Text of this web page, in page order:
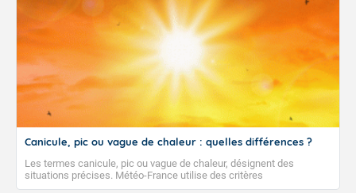
Canicule, pic ou vague de chaleur : quelles différences ?
Les termes canicule, pic ou vague de chaleur, désignent des
situations précises. Météo-France utilise des critères
climatologiques pour évaluer et qualifier les épisodes de chaleur qui